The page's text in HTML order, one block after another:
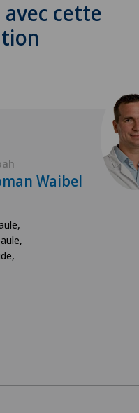
cette
Waibel